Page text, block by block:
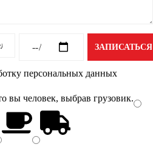
персональных данных
вы человек, выбрав грузовик.